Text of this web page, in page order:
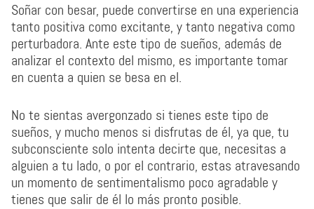
Soñar con besar, puede convertirse en una experiencia
tanto positiva como excitante, y tanto negativa como
perturbadora. Ante este tipo de sueños, además de
analizar el contexto del mismo, es importante tomar
en cuenta a quien se besa en el.
No te sientas avergonzado si tienes este tipo de
sueños, y mucho menos si disfrutas de él, ya que, tu
subconsciente solo intenta decirte que, necesitas a
alguien a tu lado, o por el contrario, estas atravesando
un momento de sentimentalismo poco agradable y
tienes que salir de él lo más pronto posible.